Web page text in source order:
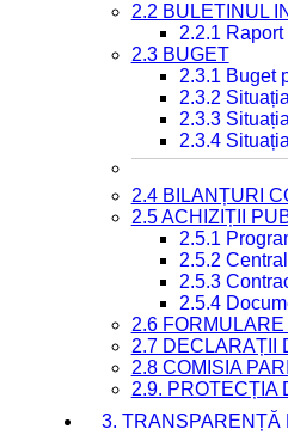
2.2 BULETINUL
2.2.1
2.3 BUGET
2.3.1 Buget
2.3.2
2.3.3
2.3.4
2.4 BILANȚURI
2.5 ACHIZIȚII
2.5.1
2.5.2
2.5.3
2.5.4
2.6 FORMULARE
2.7 DECLARAȚII
2.8 COMISIA
2.9. PROTECȚIA
3. TRANSPARENȚĂ